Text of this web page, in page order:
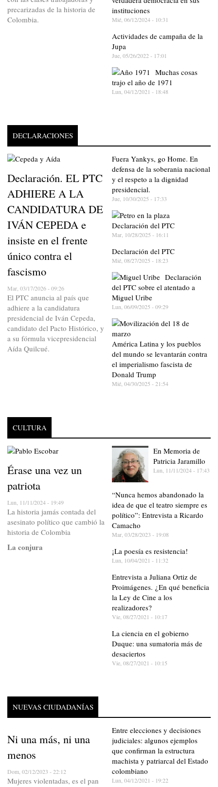
precarizadas de la historia de
Colombia.
instituciones
Mié, 06/12/2024 - 10:31
Actividades de campaña de la
Jupa
Jue, 05/26/2022 - 17:01
Muchas cosas
trajo el año de 1971
Lun, 04/12/2021 - 18:48
DECLARACIONES
Declaración. EL PTC
ADHIERE A LA
CANDIDATURA DE
IVÁN CEPEDA e
insiste en el frente
único contra el
fascismo
Mar, 03/17/2026 - 09:26
El PTC anuncia al país que
adhiere a la candidatura
presidencial de Iván Cepeda,
candidato del Pacto Histórico, y
a su fórmula vicepresidencial
Aída Quilcué.
Fuera Yankys, go Home. En
defensa de la soberania nacional
y el respeto a la dignidad
presidencial.
Jue, 10/30/2025 - 17:33
Declaración del PTC
Mar, 10/28/2025 - 16:11
Declaración del PTC
Mié, 08/27/2025 - 18:23
Declaración
del PTC sobre el atentado a
Miguel Uribe
Lun, 06/09/2025 - 09:29
América Latina y los pueblos
del mundo se levantarán contra
el imperialismo fascista de
Donald Trump
Mié, 04/30/2025 - 21:54
CULTURA
Érase una vez un
patriota
Lun, 11/11/2024 - 19:49
La historia jamás contada del
asesinato político que cambió la
historia de Colombia
La conjura
En Memoria de
Patricia Jaramillo
Lun, 11/11/2024 - 17:43
“Nunca hemos abandonado la
idea de que el teatro siempre es
político”: Entrevista a Ricardo
Camacho
Mar, 03/28/2023 - 19:08
¡La poesía es resistencia!
Lun, 10/04/2021 - 11:32
Entrevista a Juliana Ortiz de
Proimágenes. ¿En qué beneficia
la Ley de Cine a los
realizadores?
Vie, 08/27/2021 - 10:17
La ciencia en el gobierno
Duque: una sumatoria más de
desaciertos
Vie, 08/27/2021 - 10:15
NUEVAS CIUDADANÍAS
Ni una más, ni una
menos
Dom, 02/12/2023 - 22:12
Mujeres violentadas, es el pan
Entre elecciones y decisiones
judiciales: algunos ejemplos
que confirman la estructura
machista y patriarcal del Estado
colombiano
Lun, 04/12/2021 - 19:22